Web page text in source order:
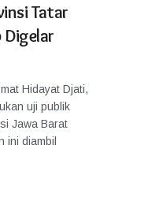
Tatar
Digelar
Hidayat Djati,
uji publik
Jawa Barat
ini diambil